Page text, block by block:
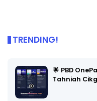
TRENDING!
🌟 PBD
Tahniah